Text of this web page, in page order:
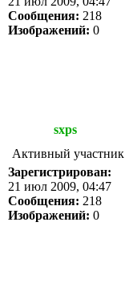
Сообщения: 218
Изображений: 0
sxps
Активный участник
Зарегистрирован:
21 июл 2009, 04:47
Сообщения: 218
Изображений: 0